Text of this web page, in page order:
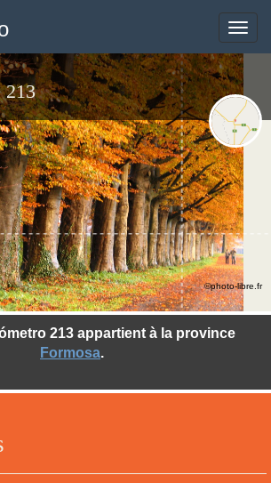
Toggle
213 appartient à la province
Formosa.
©photo-libre.fr
Toggle